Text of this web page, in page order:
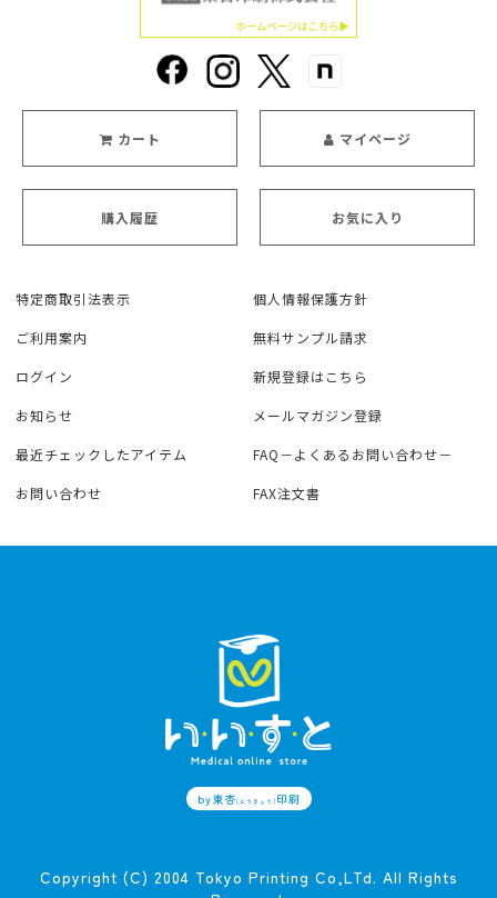
カート マイページ
購入履歴 お気に入り
特定商取引法表示 個人情報保護方針
ご利用案内 無料サンプル請求
ログイン 新規登録はこちら
お知らせ メールマガジン登録
最近チェックしたアイテム FAQ－よくあるお問い合わせ－
お問い合わせ FAX注文書
by東杏(とうきょう) 印刷
Copyright (C) 2004 Tokyo Printing Co,LTd. All Rights